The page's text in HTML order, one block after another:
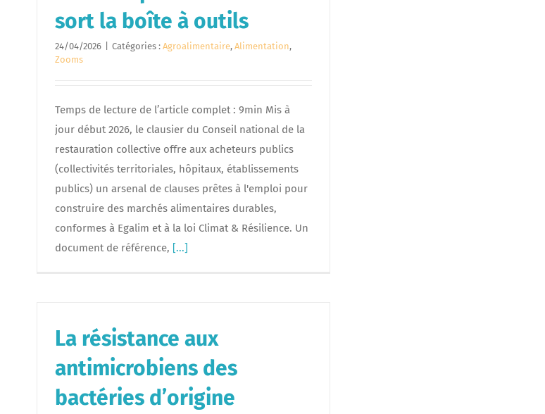
sort la boîte à outils
24/04/2026 Catégories : Agroalimentaire, Alimentation,
Zooms
Temps de lecture de l’article complet : 9min Mis à
jour début 2026, le clausier du Conseil national de la
restauration collective offre aux acheteurs publics
(collectivités territoriales, hôpitaux, établissements
publics) un arsenal de clauses prêtes à l'emploi pour
construire des marchés alimentaires durables,
conformes à Egalim et à la loi Climat & Résilience. Un
document de référence, [...]
La résistance aux
antimicrobiens des
bactéries d’origine